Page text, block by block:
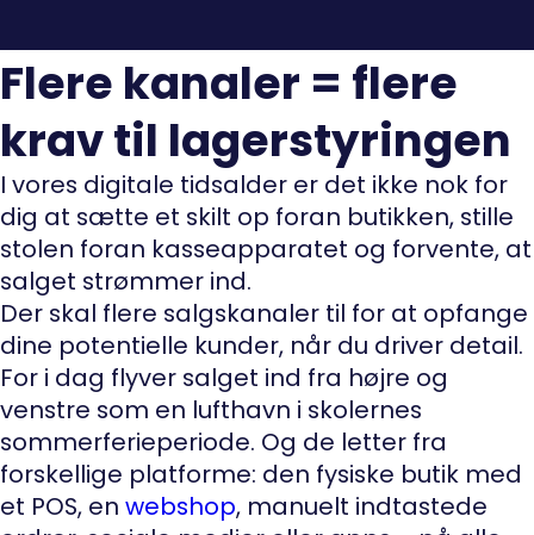
Flere kanaler = flere
krav til lagerstyringen
I vores digitale tidsalder er det ikke nok for
dig at sætte et skilt op foran butikken, stille
stolen foran kasseapparatet og forvente, at
salget strømmer ind.
Der skal flere salgskanaler til for at opfange
dine potentielle kunder, når du driver detail.
For i dag flyver salget ind fra højre og
venstre som en lufthavn i skolernes
sommerferieperiode. Og de letter fra
forskellige platforme: den fysiske butik med
et POS, en webshop, manuelt indtastede